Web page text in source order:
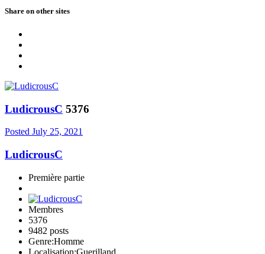
Share on other sites
LudicrousC 5376
Posted July 25, 2021
LudicrousC
Première partie
Membres
5376
9482 posts
Genre:Homme
Localisation:Guerilland